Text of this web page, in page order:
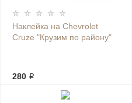
Наклейка на Chevrolet
Cruze "Крузим по району"
280 ₽